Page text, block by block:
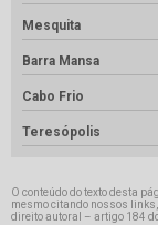
Mesquita
Barra Mansa
Cabo Frio
Teresópolis
O conteúdo do texto desta
mesmo citando nossos
direito autoral – artigo 184